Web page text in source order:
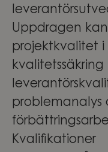
Uppdragen
projektkvalitet i
problemanalys
Kvalifikationer